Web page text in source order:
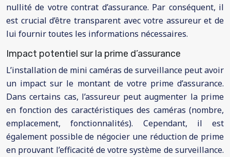
nullité de votre contrat d’assurance. Par conséquent, il
est crucial d’être transparent avec votre assureur et de
lui fournir toutes les informations nécessaires.
Impact potentiel sur la prime d’assurance
L’installation de mini caméras de surveillance peut avoir
un impact sur le montant de votre prime d’assurance.
Dans certains cas, l’assureur peut augmenter la prime
en fonction des caractéristiques des caméras (nombre,
emplacement, fonctionnalités). Cependant, il est
également possible de négocier une réduction de prime
en prouvant l’efficacité de votre système de surveillance.